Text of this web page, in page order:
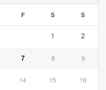
F S S
1 2
7 8 9
14 15 16